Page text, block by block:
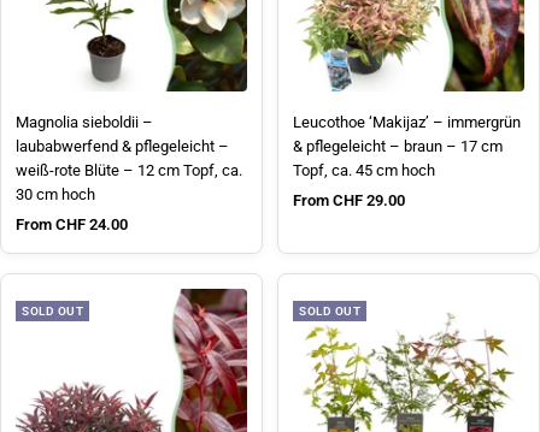
Magnolia sieboldii –
laubabwerfend & pflegeleicht –
weiß-rote Blüte – 12 cm Topf, ca.
30 cm hoch
Sale price
From CHF 24.00
Leucothoe ‘Makijaz’ – immergrün
& pflegeleicht – braun – 17 cm
Topf, ca. 45 cm hoch
Sale price
From CHF 29.00
SOLD OUT SOLD OUT